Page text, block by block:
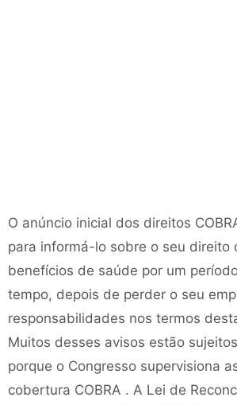
O anúncio inicial dos direitos
para informá-lo sobre o seu direito
benefícios de saúde por um
tempo, depois de perder o seu
responsabilidades nos termos
Muitos desses avisos estão
porque o Congresso supervisiona
cobertura COBRA . A Lei de